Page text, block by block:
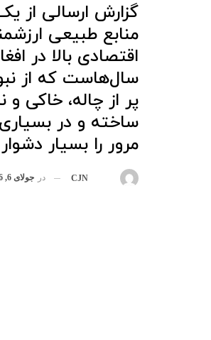
گزارش ارسالی از
منابع طبیعی
اقتصادی بالا در
سال‌هاست که از
پر از چاله، خاکی و
ساخته و در
مرور را بسیار
CJN در جولای 6, 2026